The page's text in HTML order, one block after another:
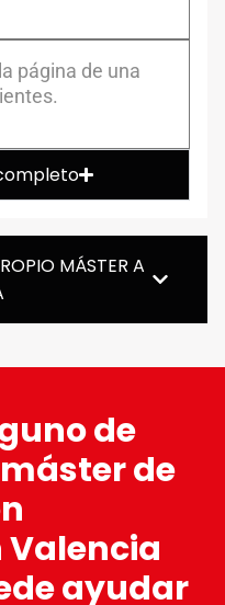
MÁSTER A
página de una
de
de
ayudar